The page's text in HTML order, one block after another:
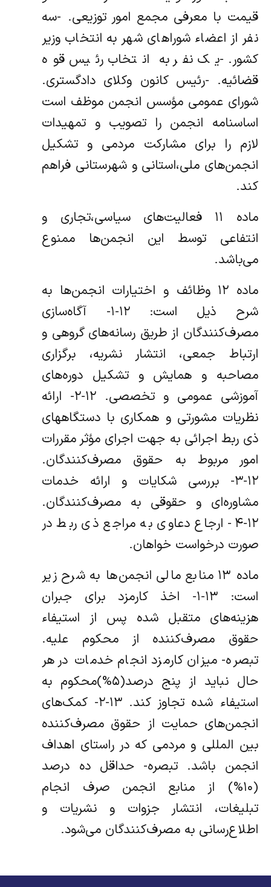
قیمت با معرفی مجمع امور توزیعی. -سه
نفر از اعضاء شوراهای شهر به انتخاب وزیر
کشور. -یک نفر به انتخاب رئیس قوه
قضائیه. -رئیس کانون وکلای دادگستری.
شورای عمومی مؤسس انجمن موظف است
اساسنامه انجمن را تصویب و تمهیدات
لازم را برای مشارکت مردمی و تشکیل
انجمن‌های ملی،استانی و شهرستانی فراهم
کند.
ماده ۱۱ فعالیت‌های سیاسی،تجاری و
انتفاعی توسط این انجمن‌ها ممنوع
می‌باشد.
ماده ۱۲ وظائف و اختیارات انجمن‌ها به
شرح ذیل است: ۱۲-۱- آگاه‌سازی
مصرف‌کنندگان از طریق رسانه‌های گروهی و
ارتباط جمعی، انتشار نشریه، برگزاری
مصاحبه و همایش و تشکیل دوره‌های
آموزشی عمومی و تخصصی. ۱۲-۲- ارائه
نظریات مشورتی و همکاری با دستگاههای
ذی ربط اجرائی به جهت اجرای مؤثر مقررات
امور مربوط به حقوق مصرف‌کنندگان.
۱۲-۳- بررسی شکایات و ارائه خدمات
مشاوره‌ای و حقوقی به مصرف‌کنندگان.
۱۲-۴- ارجاع دعاوی به مراجع ذی ربط در
صورت درخواست خواهان.
ماده ۱۳ منابع مالی انجمن‌ها به شرح زیر
است: ۱۳-۱- اخذ کارمزد برای جبران
هزینه‌های متقبل شده پس از استیفاء
حقوق مصرف‌کننده از محکوم علیه.
تبصره- میزان کارمزد انجام خدمات در هر
حال نباید از پنج درصد(۵%)محکوم به
استیفاء شده تجاوز کند. ۱۳-۲- کمک‌های
انجمن‌های حمایت از حقوق مصرف‌کننده
بین المللی و مردمی که در راستای اهداف
انجمن باشد. تبصره- حداقل ده درصد
(۱۰%) از منابع انجمن صرف انجام
تبلیغات، انتشار جزوات و نشریات و
اطلاع‌رسانی به مصرف‌کنندگان می‌شود.